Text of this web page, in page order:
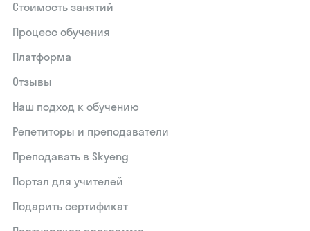
Стоимость занятий
Процесс обучения
Платформа
Отзывы
Наш подход к обучению
Репетиторы и преподаватели
Преподавать в Skyeng
Портал для учителей
Подарить сертификат